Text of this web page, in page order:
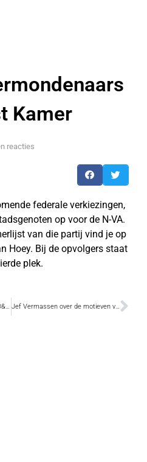
Kamer
reacties
federale verkiezingen,
op voor de N-VA.
van die partij vind je op
Hoey. Bij de opvolgers staat
plek.
Leen Dierick tweede plaats op CD&V-lijst Jef Vermassen over de motieven van moordenaars